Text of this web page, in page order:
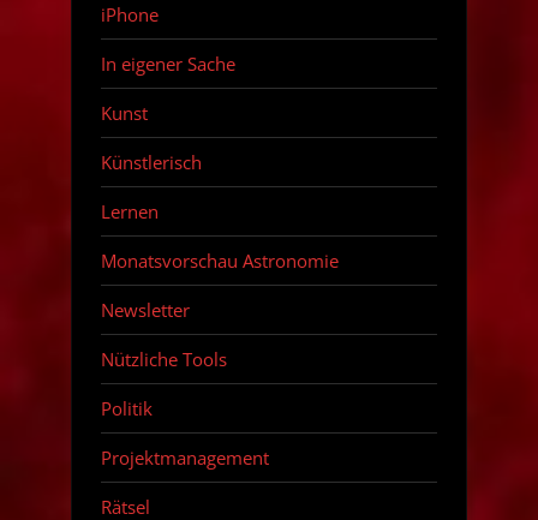
iPhone
In eigener Sache
Kunst
Künstlerisch
Lernen
Monatsvorschau Astronomie
Newsletter
Nützliche Tools
Politik
Projektmanagement
Rätsel